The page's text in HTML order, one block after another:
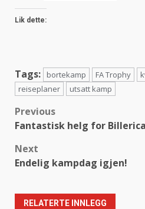
Lik dette:
Tags: bortekamp FA Trophy
reiseplaner
utsatt kamp
Post
navigation
Previous
Fantastisk helg for
Next
Endelig kampdag igjen!
RELATERTE INNLEGG